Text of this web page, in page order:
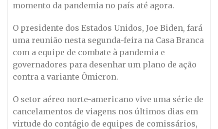
momento da pandemia no país até agora.
O presidente dos Estados Unidos, Joe Biden, fará
uma reunião nesta segunda-feira na Casa Branca
com a equipe de combate à pandemia e
governadores para desenhar um plano de ação
contra a variante Ômicron.
O setor aéreo norte-americano vive uma série de
cancelamentos de viagens nos últimos dias em
virtude do contágio de equipes de comissários,